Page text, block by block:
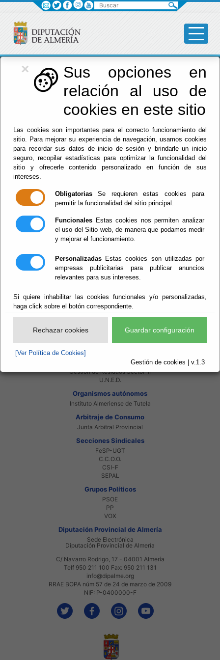
×
Sus opciones en
relación al uso de
cookies en este sitio
Las cookies son importantes para el correcto funcionamiento del
sitio. Para mejorar su experiencia de navegación, usamos cookies
para recordar sus datos de inicio de sesión y brindarle un inicio
seguro, recopilar estadísticas para optimizar la funcionalidad del
sitio y ofrecerle contenido personalizado en función de sus
intereses.
Obligatorias Se requieren estas cookies para
permitir la funcionalidad del sitio principal.
Funcionales Estas cookies nos permiten analizar
el uso del Sitio web, de manera que podamos medir
y mejorar el funcionamiento.
Personalizadas Estas cookies son utilizadas por
empresas publicitarias para publicar anuncios
relevantes para sus intereses.
Si quiere inhabilitar las cookies funcionales y/o personalizadas,
haga click sobre el botón correspondiente.
Rechazar cookies Guardar configuración
[Ver Política de Cookies]
Gestión de cookies | v.1.3
Diputación
Menú Diputación
Declaración intereses
Intranet Provincial
Intranet Adheridos
Intranet Beneficiarios
Red Provincial
Enlaces de interés
Beneficiarios Red Provincial
Agencia Tributaria
Ministerio de Administraciones Públicas
Bomberos Levante
Almanzora Levante R.T.R.S.U.
Gestión de Residuos Sector-II
U.N.E.D.
Organismos autónomos
Instituto Almeriense de Tutela
Arbitraje de Consumo
Junta Arbitral Provincial
Secciones Sindicales
FeSP-UGT
C.C.O.O.
CSI-F
SEPAL
Grupos Políticos
PSOE
PP
VOX
Diputación Provincial de Almería
Sede Electrónica
Diputación Provincial de Almería
C/ Navarro Rodrigo, 17 - 04001 Almería
Telf 950 211 100 Fax: 950 211 131
info@dipalme.org
RRAE BOPA núm 57 de 24 de marzo de 2009
NIF: P-0400000-F
Buscar